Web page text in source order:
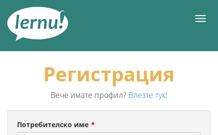
съдържанието
Регистрация
Вече имате профил? Влезте тук!
Потребителско име